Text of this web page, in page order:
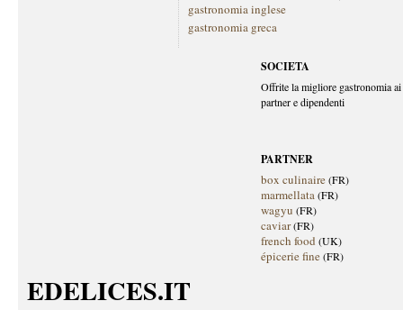
gastronomia inglese
gastronomia greca
SOCIETA
Offrite la migliore gastronomia
partner e dipendenti
PARTNER
box culinaire(FR)
marmellata(FR)
wagyu (FR)
caviar(FR)
french food (UK)
épicerie fine(FR)
EDELICES.IT